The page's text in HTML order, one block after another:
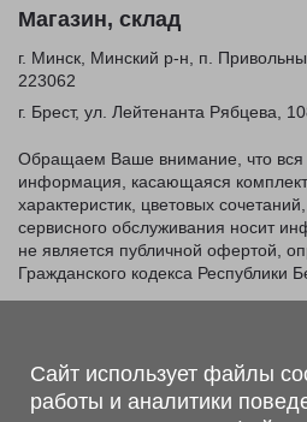
Магазин, склад
г. Минск, Минский р-н, п.
223062
г. Брест, ул. Лейтенанта Рябцева,
Обращаем Ваше внимание, что вся
информация, касающаяся
характеристик, цветовых
сервисного обслуживания носит
не является публичной офертой,
Гражданского кодекса Республики
© 2026 ООО «Трансконсалт
Сайт использует файлы
работы и аналитики